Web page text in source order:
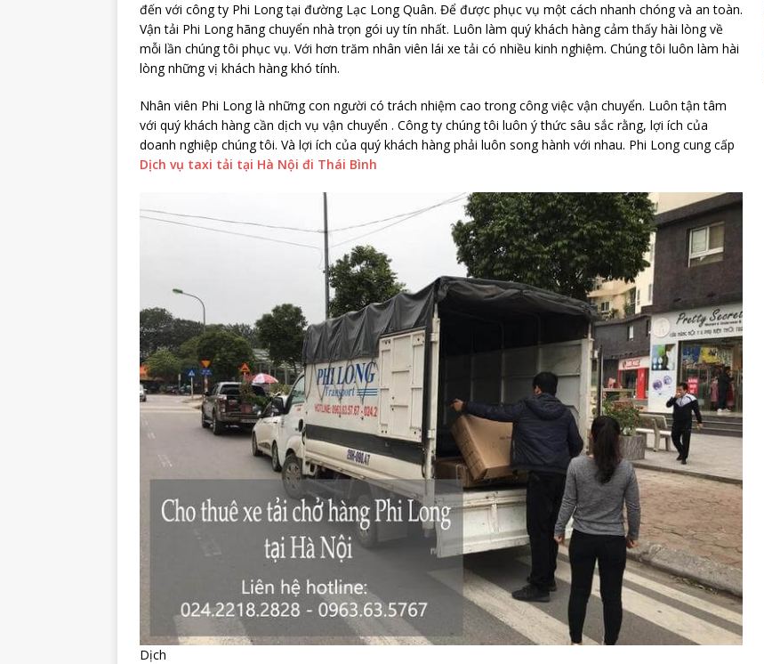
đến với công ty Phi Long tại đường Lạc Long Quân. Để được phục vụ một cách nhanh chóng và an toàn.
Vận tải Phi Long hãng chuyển nhà trọn gói uy tín nhất. Luôn làm quý khách hàng cảm thấy hài lòng về
mỗi lần chúng tôi phục vụ. Với hơn trăm nhân viên lái xe tải có nhiều kinh nghiệm. Chúng tôi luôn làm hài
lòng những vị khách hàng khó tính.
Nhân viên Phi Long là những con người có trách nhiệm cao trong công việc vận chuyển. Luôn tận tâm
với quý khách hàng cần dịch vụ vận chuyển . Công ty chúng tôi luôn ý thức sâu sắc rằng, lợi ích của
doanh nghiệp chúng tôi. Và lợi ích của quý khách hàng phải luôn song hành với nhau. Phi Long cung cấp
Dịch vụ taxi tải tại Hà Nội đi Thái Bình
Dịch